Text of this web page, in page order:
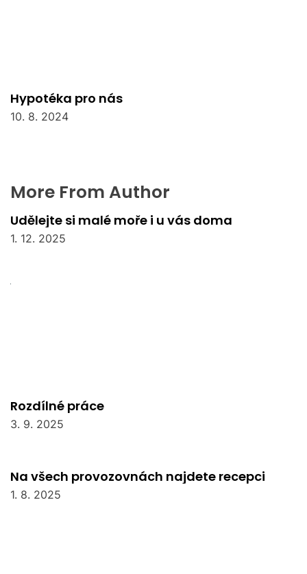
Hypotéka pro nás
10. 8. 2024
More From Author
Udělejte si malé moře i u vás doma
1. 12. 2025
Rozdílné práce
3. 9. 2025
Na všech provozovnách najdete recepci
1. 8. 2025